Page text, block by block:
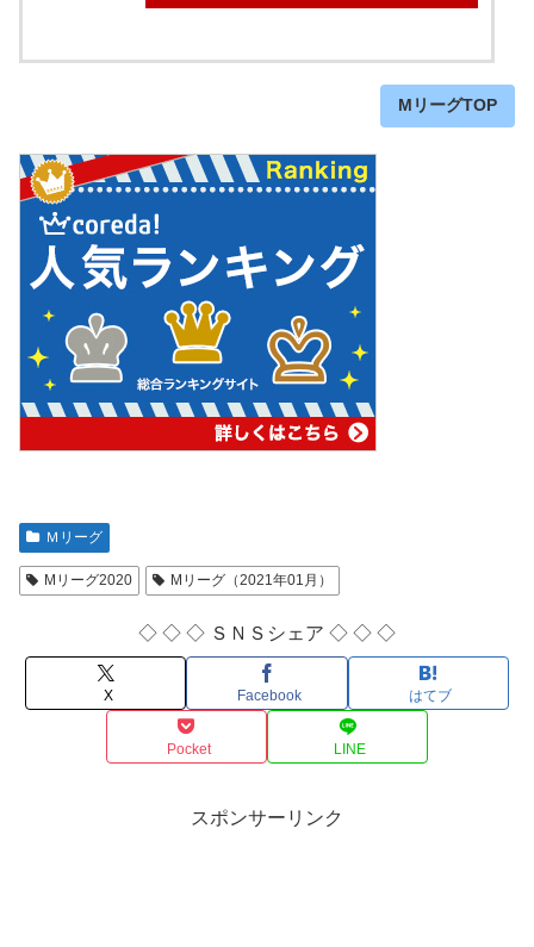
MリーグTOP
Ｍリーグ
Mリーグ2020 Mリーグ（2021年01月）
◇ ◇ ◇ ＳＮＳシェア ◇ ◇ ◇
X Facebook はてブ
Pocket LINE
スポンサーリンク